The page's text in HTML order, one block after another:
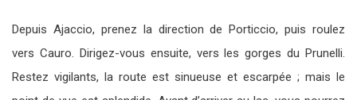
Depuis Ajaccio, prenez la direction de Porticcio, puis roulez
vers Cauro. Dirigez-vous ensuite, vers les gorges du Prunelli.
Restez vigilants, la route est sinueuse et escarpée ; mais le